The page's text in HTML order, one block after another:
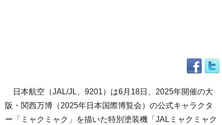
日本航空（JAL/JL、9201）は6月18日、2025年開催の大
阪・関西万博（2025年日本国際博覧会）の公式キャラクタ
ー「ミャクミャク」を描いた特別塗装機「JALミャクミャク